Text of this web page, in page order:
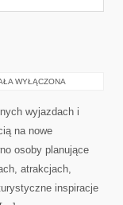
WYŁĄCZONA
wyjazdach i
na nowe
osoby planujące
atrakcjach,
inspiracje